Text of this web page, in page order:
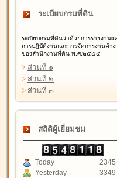
ระเบียบกรมที่ดิน
ระเบียบกรมที่ดินว่าด้วยการรายงานผ
การปฏิบัติงานและการจัดการงานค้าง
ของสำนักงานที่ดิน พ.ศ.๒๕๕๕
> ส่วนที่ ๑
> ส่วนที่ ๒
> ส่วนที่ ๓
สถิติผู้เยี่ยมชม
Today
2345
Yesterday
3349